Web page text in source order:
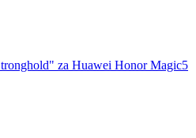
za Huawei Honor Magic5